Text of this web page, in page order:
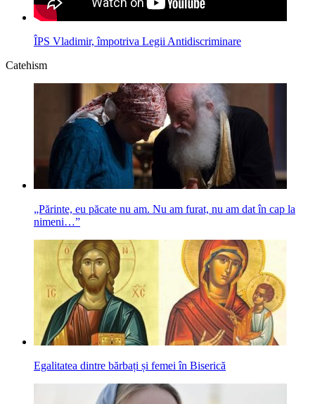
ÎPS Vladimir, împotriva Legii Antidiscriminare
Catehism
„Părinte, eu păcate nu am. Nu am furat, nu am dat în cap la
nimeni…”
Egalitatea dintre bărbați și femei în Biserică